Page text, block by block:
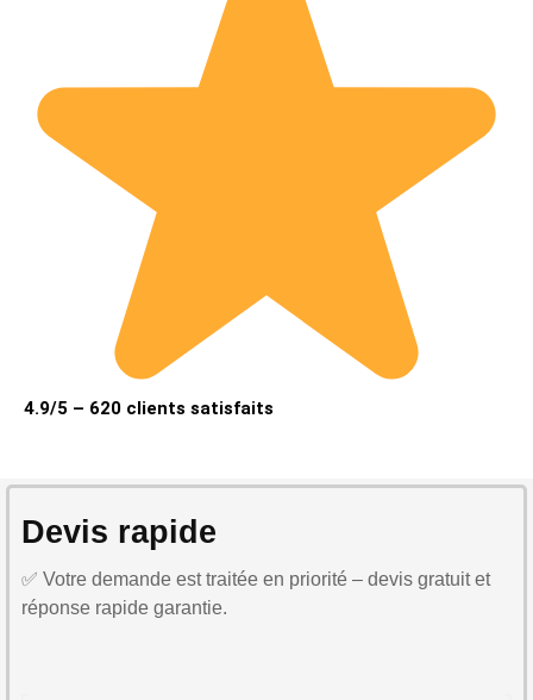
4.9/5 – 620 clients satisfaits
Devis rapide
✅ Votre demande est traitée en priorité – devis gratuit et
réponse rapide garantie.